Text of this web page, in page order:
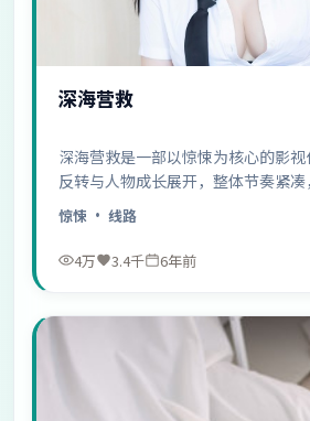
深海营救
深海营救是一部以惊悚为核心的影视
反转与人物成长展开，整体节奏紧凑
惊悚 · 线路
4万 3.4千 6年前